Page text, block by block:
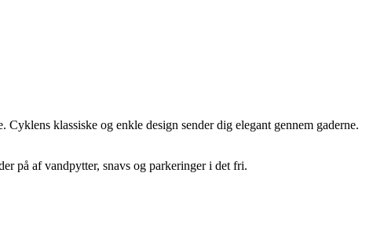
klassiske og enkle design sender dig elegant gennem gaderne.
på af vandpytter, snavs og parkeringer i det fri.